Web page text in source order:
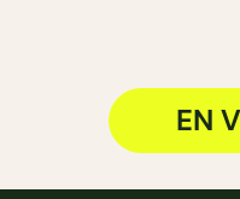
EN